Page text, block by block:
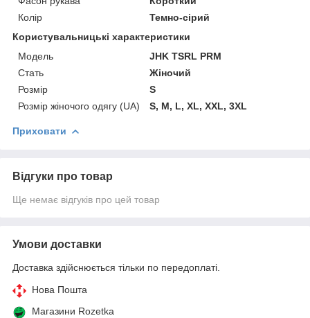
Колір
Темно-сірий
Користувальницькі характеристики
Модель
JHK TSRL PRM
Стать
Жіночий
Розмір
S
Розмір жіночого одягу (UA)
S, M, L, XL, XXL, 3XL
Приховати
Відгуки про товар
Ще немає відгуків про цей товар
Умови доставки
Доставка здійснюється тільки по передоплаті.
Нова Пошта
Магазини Rozetka